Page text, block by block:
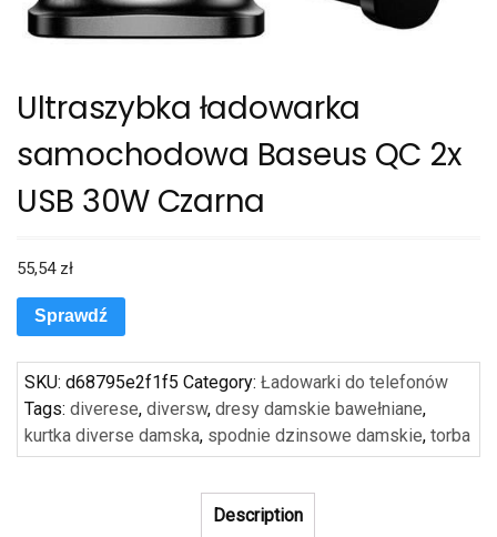
Ultraszybka ładowarka
samochodowa Baseus QC 2x
USB 30W Czarna
55,54 zł
Sprawdź
SKU: d68795e2f1f5 Category: Ładowarki do telefonów
Tags: diverese, diversw, dresy damskie bawełniane,
kurtka diverse damska, spodnie dzinsowe damskie, torba
Description